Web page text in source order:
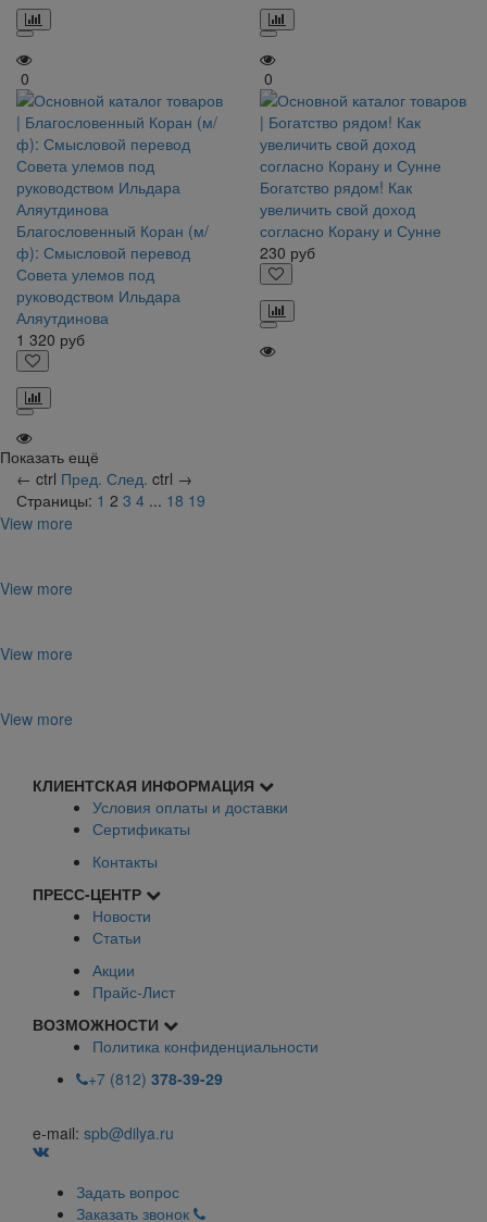
0
Благословенный Коран (м/
ф): Смысловой перевод
Совета улемов под
руководством Ильдара
Аляутдинова
1 320 руб
0
Богатство рядом! Как
увеличить свой доход
согласно Корану и Сунне
230 руб
Показать ещё
← ctrl Пред. След. ctrl →
Страницы: 1 2 3 4 ... 18 19
View more
View more
View more
View more
КЛИЕНТСКАЯ ИНФОРМАЦИЯ
Условия оплаты и доставки
Сертификаты
Контакты
ПРЕСС-ЦЕНТР
Новости
Статьи
Акции
Прайс-Лист
ВОЗМОЖНОСТИ
Политика конфиденциальности
+7 (812) 378-39-29
e-mail: spb@dilya.ru
Задать вопрос
Заказать звонок